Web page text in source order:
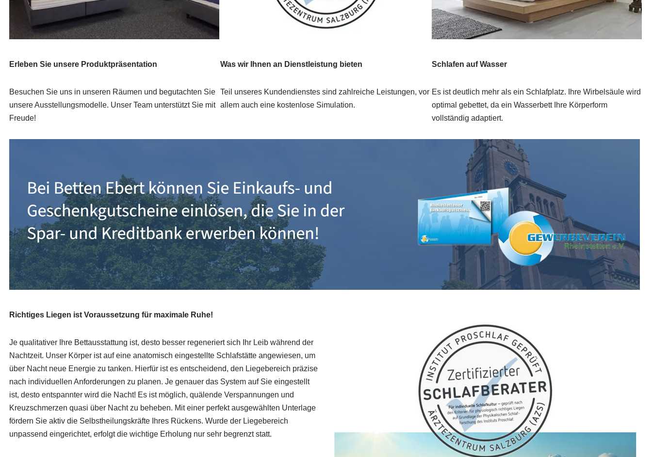
Erleben Sie unsere Produktpräsentation
Besuchen Sie uns in unseren Räumen und begutachten Sie
unsere Ausstellungsmodelle. Unser Team unterstützt Sie mit
Freude!
Was wir Ihnen an Dienstleistung bieten
Teil unseres Kundendienstes sind zahlreiche Leistungen, vor
allem auch eine kostenlose Simulation.
Schlafen auf Wasser
Es ist deutlich mehr als ein Schlafplatz. Ihre Wirbelsäule wird
optimal gebettet, da ein Wasserbett Ihre Körperform
vollständig adaptiert.
Richtiges Liegen ist Voraussetzung für maximale Ruhe!
Je qualitativer Ihre Bettausstattung ist, desto besser regeneriert sich Ihr Leib während der
Nachtzeit. Unser Körper ist auf eine anatomisch eingestellte Schlafstätte angewiesen, um
über Nacht neue Energie zu tanken. Hierfür ist es entscheidend, den Liegebereich präzise
nach individuellen Anforderungen zu planen. Je genauer das System auf Sie eingestellt
ist, desto entspannter wird die Nacht! Es ist möglich, quälende Verspannungen und
Kreuzschmerzen quasi über Nacht zu beheben. Mit einer perfekt ausgewählten Unterlage
fördern Sie aktiv die Selbstheilungskräfte Ihres Rückens. Wurde der Liegebereich
unpassend eingerichtet, erfolgt die wichtige Erholung nur sehr begrenzt statt.